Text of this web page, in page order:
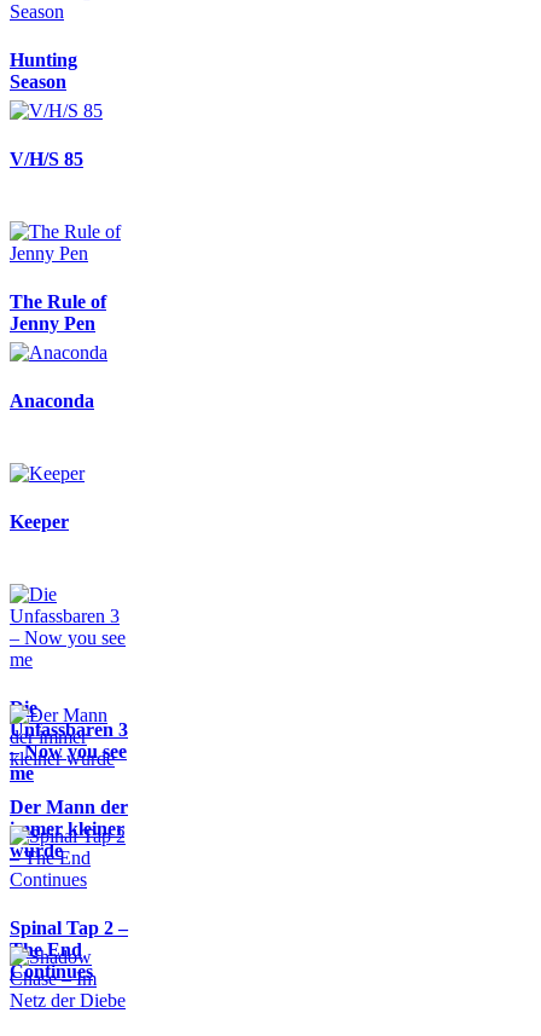
Hunting
Season
V/H/S 85
The Rule of
Jenny Pen
Anaconda
Keeper
Die
Unfassbaren 3
– Now you see
me
Der Mann der
immer kleiner
wurde
Spinal Tap 2 –
The End
Continues